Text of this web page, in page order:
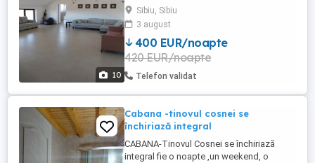
10
persoane. Pensiunea are 10 camere duble,
cu baie proprie, spațiu de relaxare, spațiu
de luat masa, bucătărie complet utilată și
dotată, terasă, grătar.
Sibiu, Sibiu
3 august
400 EUR/noapte
420 EUR/noapte
Telefon validat
Cabana -tinovul cosnei se
închiriază integral
CABANA-Tinovul Cosnei se închiriază
integral fie o noapte ,un weekend, o